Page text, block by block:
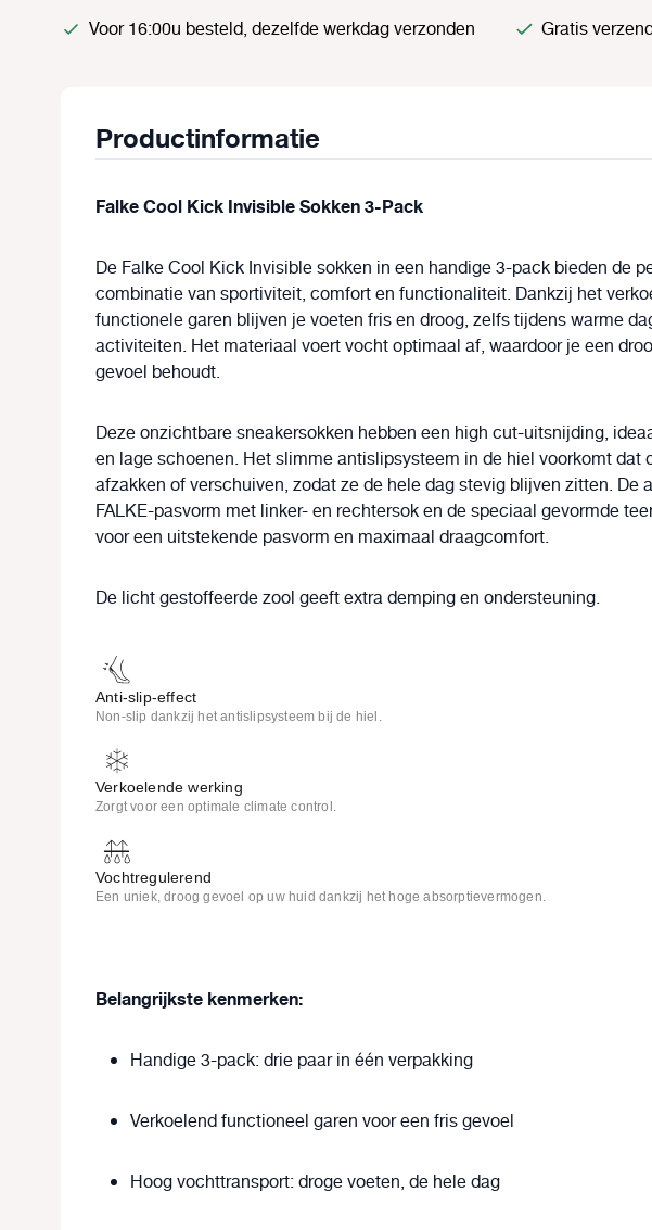
Voor 16:00u besteld, dezelfde werkdag verzonden Gratis
Productinformatie
Falke Cool Kick Invisible Sokken 3-Pack
De Falke Cool Kick Invisible sokken in een handige3-pack bieden de
combinatie van sportiviteit, comfort en functionaliteit. Dankzij het
functionele garen blijven je voeten fris en droog, zelfs tijdens warme
activiteiten. Het materiaal voert vocht optimaal af, waardoor je een
gevoel behoudt.
Deze onzichtbare sneakersokken hebben een high cut-uitsnijding,
en lage schoenen. Het slimmeantislipsysteem in de hiel voorkomt dat
afzakken of verschuiven, zodat ze de hele dag stevig blijven zitten. De
FALKE-pasvorm met linker- en rechtersok en de speciaal gevormde
voor een uitstekende pasvorm en maximaal draagcomfort.
De licht gestoffeerde zool geeft extra demping en ondersteuning.
Anti-slip-effect
Non-slip dankzij het antislipsysteem bij de hiel.
Verkoelende werking
Zorgt voor een optimale climate control.
Vochtregulerend
Een uniek, droog gevoel op uw huid dankzij het hoge absorptievermogen.
Belangrijkste kenmerken:
Handige 3-pack: drie paar in één verpakking
Verkoelend functioneel garen voor een fris gevoel
Hoog vochttransport: droge voeten, de hele dag